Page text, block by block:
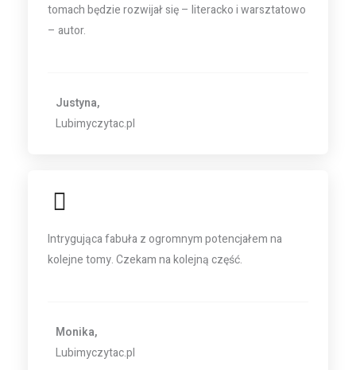
tomach będzie rozwijał się – literacko i warsztatowo
– autor.
Justyna,
Lubimyczytac.pl
Intrygująca fabuła z ogromnym potencjałem na
kolejne tomy. Czekam na kolejną część.
Monika,
Lubimyczytac.pl